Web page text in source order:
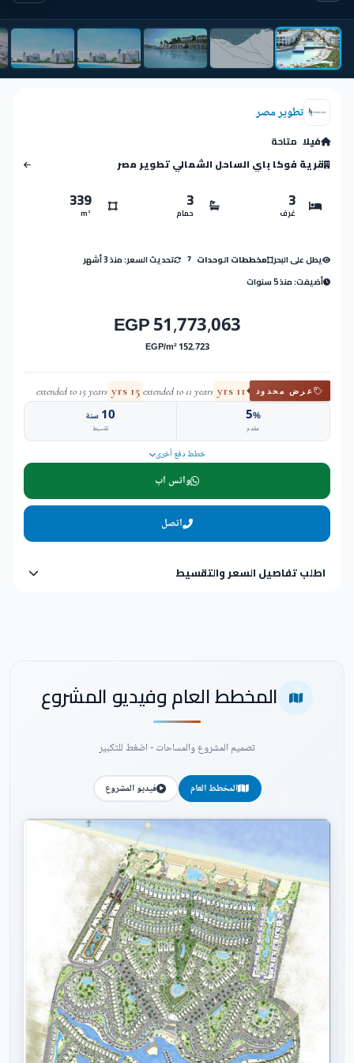
تطوير مصر
فيلا متاحة
قرية فوكا باي الساحل الشمالي تطوير مصر
3
غرف
3
حمام
339
m²
يطل على البحر مخططات الوحدات 7
تحديث السعر: منذ 3 أشهر
أضيفت: منذ 5 سنوات
51,773,063 EGP
152,723 EGP/m²
عرض محدود 11 yrs
extended to 11 years
15 yrs
extended to 15 years
5%
مقدم
10 سنة
تقسيط
خطط دفع أخرى
واتس اب
اتصل
اطلب تفاصيل السعر والتقسيط
المخطط العام وفيديو المشروع
تصميم المشروع والمساحات - اضغط للتكبير
المخطط العام فيديو المشروع